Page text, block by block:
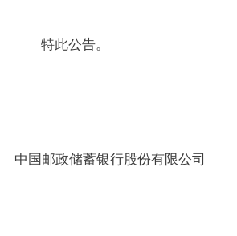
特此公告。
中国邮政储蓄银行股份有限公司